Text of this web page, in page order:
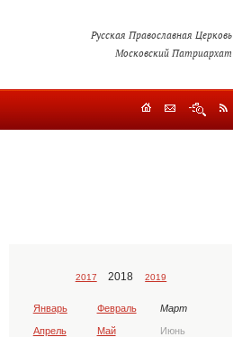
Русская Православная Церковь
Московский Патриархат
2017 2018 2019
Январь Февраль Март
Апрель Май Июнь